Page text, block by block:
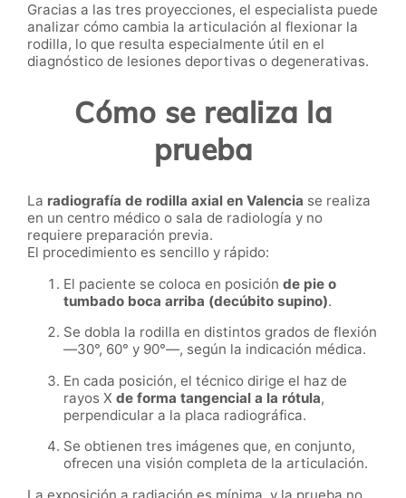
Gracias a las tres proyecciones, el especialista puede
analizar cómo cambia la articulación al flexionar la
rodilla, lo que resulta especialmente útil en el
diagnóstico de lesiones deportivas o degenerativas.
Cómo se realiza la
prueba
La radiografía de rodilla axial en Valencia se realiza
en un centro médico o sala de radiología y no
requiere preparación previa.
El procedimiento es sencillo y rápido:
El paciente se coloca en posición de pie o
tumbado boca arriba (decúbito supino).
Se dobla la rodilla en distintos grados de flexión
—30°, 60° y 90°—, según la indicación médica.
En cada posición, el técnico dirige el haz de
rayos X de forma tangencial a la rótula,
perpendicular a la placa radiográfica.
Se obtienen tres imágenes que, en conjunto,
ofrecen una visión completa de la articulación.